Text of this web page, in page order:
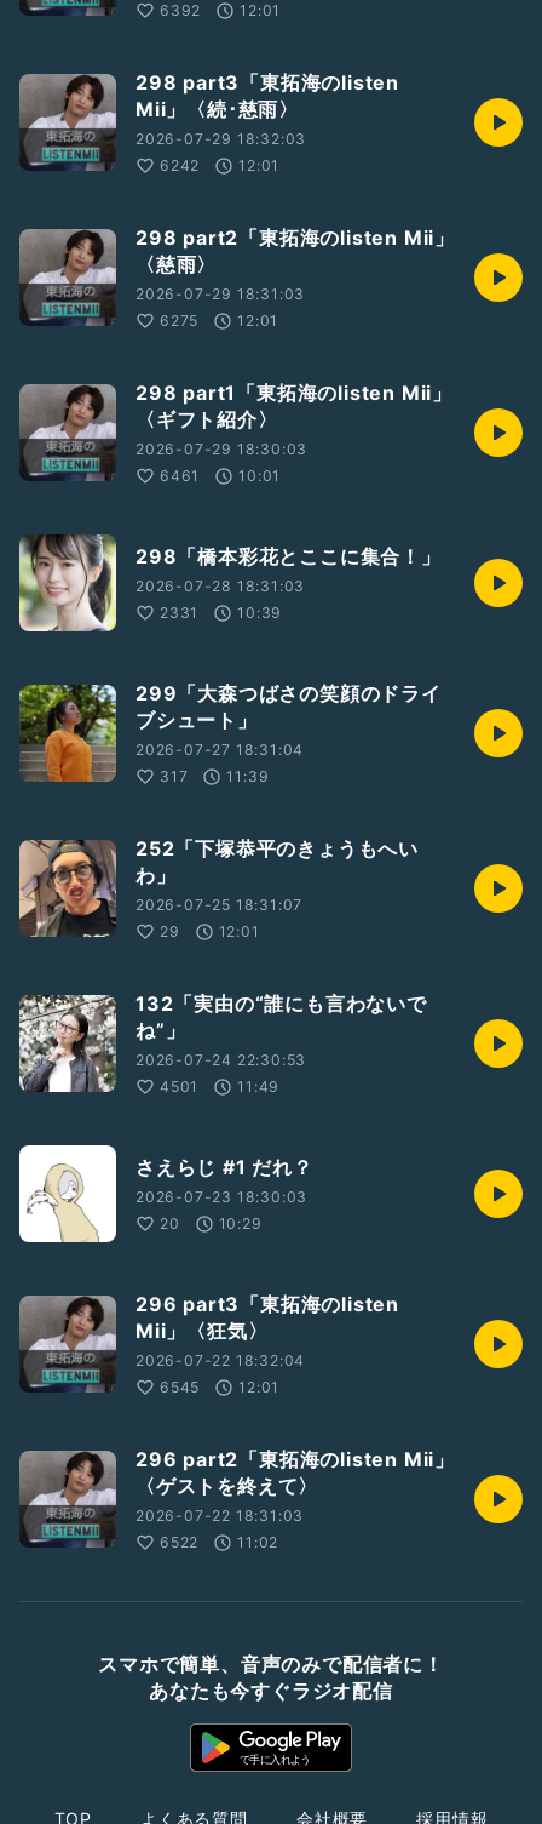
6392
12:01
298 part3「東拓海のlisten
Mii」〈続･慈雨〉
2026-07-29 18:32:03
6242
12:01
298 part2「東拓海のlisten Mii」
〈慈雨〉
2026-07-29 18:31:03
6275
12:01
298 part1「東拓海のlisten Mii」
〈ギフト紹介〉
2026-07-29 18:30:03
6461
10:01
298「橋本彩花とここに集合！」
2026-07-28 18:31:03
2331
10:39
299「大森つばさの笑顔のドライ
ブシュート」
2026-07-27 18:31:04
317
11:39
252「下塚恭平のきょうもへい
わ」
2026-07-25 18:31:07
29
12:01
132「実由の“誰にも言わないで
ね”」
2026-07-24 22:30:53
4501
11:49
さえらじ #1 だれ？
2026-07-23 18:30:03
20
10:29
296 part3「東拓海のlisten
Mii」〈狂気〉
2026-07-22 18:32:04
6545
12:01
296 part2「東拓海のlisten Mii」
〈ゲストを終えて〉
2026-07-22 18:31:03
6522
11:02
スマホで簡単、音声のみで配信者に！
あなたも今すぐラジオ配信
TOP よくある質問 会社概要 採用情報